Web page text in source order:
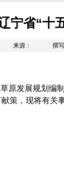
宁省“十
来源： 撰
发展规划编
策，现将有关